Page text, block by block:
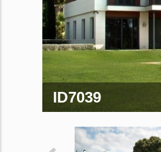
ID7039